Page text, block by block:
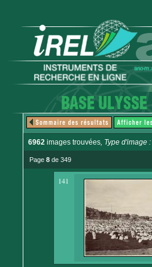
6962 images trouvées, Type d'image :
Page 8 de 349
141